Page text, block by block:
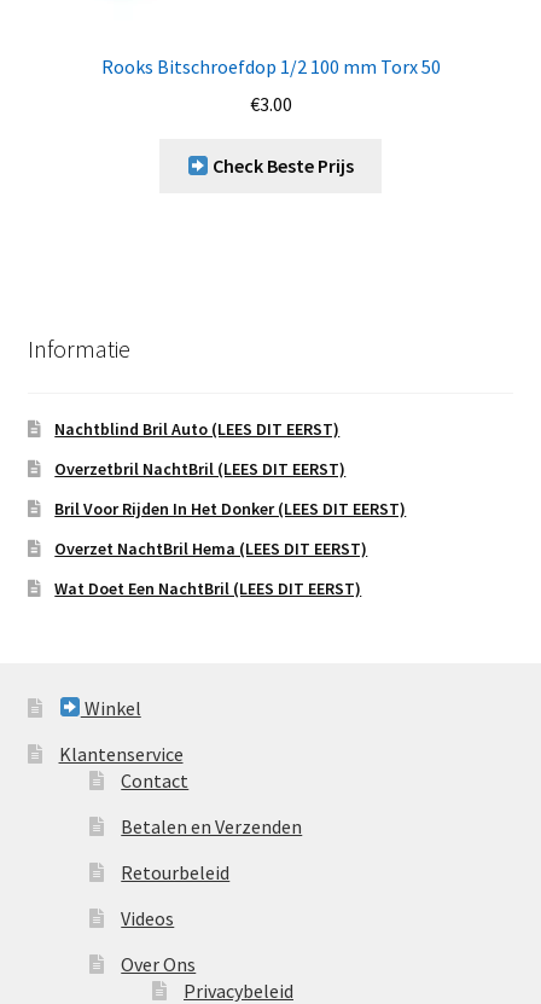
Rooks Bitschroefdop 1/2 100 mm Torx 50
€3.00
Check Beste Prijs
Informatie
Nachtblind Bril Auto (LEES DIT EERST)
Overzetbril NachtBril (LEES DIT EERST)
Bril Voor Rijden In Het Donker (LEES DIT EERST)
Overzet NachtBril Hema (LEES DIT EERST)
Wat Doet Een NachtBril (LEES DIT EERST)
Winkel
Klantenservice
Contact
Betalen en Verzenden
Retourbeleid
Videos
Over Ons
Privacybeleid